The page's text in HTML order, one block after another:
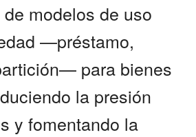
modelos de uso
—préstamo,
para bienes
la presión
y fomentando la